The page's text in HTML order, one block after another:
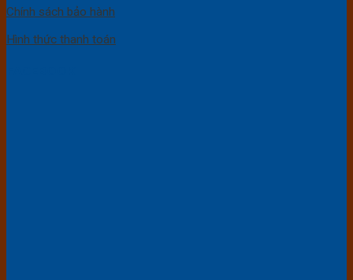
Chính sách bảo hành
Hình thức thanh toán